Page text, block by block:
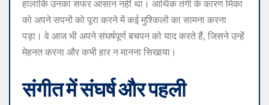
हालांकि उनका सफर आसान नहीं था। आर्थिक तंगी के कारण मिका
को अपने सपनों को पूरा करने में कई मुश्किलों का सामना करना
पड़ा। वे आज भी अपने संघर्षपूर्ण बचपन को याद करते हैं, जिसने उन्हें
मेहनत करना और कभी हार न मानना सिखाया।
संगीत में संघर्ष और पहली